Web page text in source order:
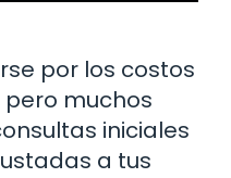
por los costos
muchos
iniciales
a tus